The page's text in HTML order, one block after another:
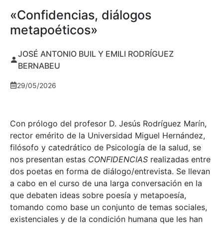
«Confidencias, diálogos
metapoéticos»
JOSÉ ANTONIO BUIL Y EMILI RODRÍGUEZ
BERNABEU
29/05/2026
Con prólogo del profesor D. Jesús Rodríguez Marín,
rector emérito de la Universidad Miguel Hernández,
filósofo y catedrático de Psicología de la salud, se
nos presentan estas CONFIDENCIAS realizadas entre
dos poetas en forma de diálogo/entrevista. Se llevan
a cabo en el curso de una larga conversación en la
que debaten ideas sobre poesía y metapoesía,
tomando como base un conjunto de temas sociales,
existenciales y de la condición humana que les han